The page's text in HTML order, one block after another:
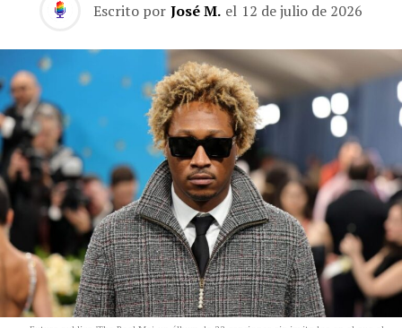
Escrito por José M. el 12 de julio de 2026